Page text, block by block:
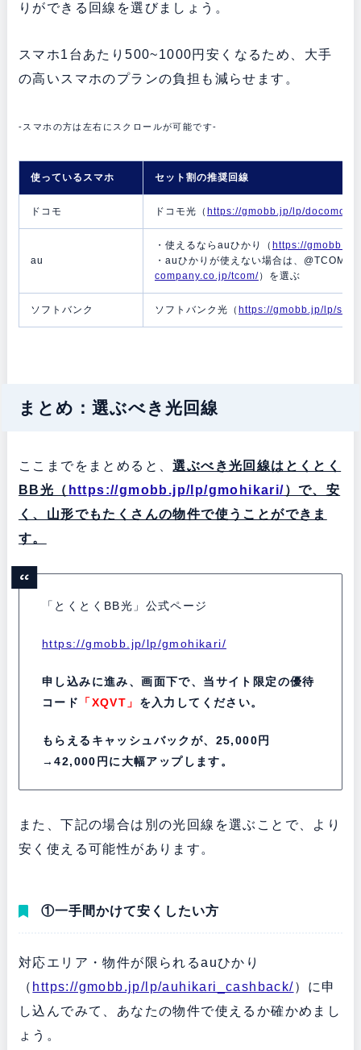
りができる回線を選びましょう。
スマホ1台あたり500~1000円安くなるため、大手
の高いスマホのプランの負担も減らせます。
-スマホの方は左右にスクロールが可能です-
使っているスマホ セット割の推奨回線
ドコモ ドコモ光（ https://gmobb.jp/lp/
au
・使えるならauひかり（ https://
・auひかりが使えない場合は、@TCOMヒ
company.co.jp/tcom/）を選ぶ
ソフトバンク ソフトバンク光（ https://gmobb.jp/lp/
まとめ：選ぶべき光回線
ここまでをまとめると、選ぶべき光回線はとくとく
BB光（ https://gmobb.jp/lp/gmohikari/）で、安
く、山形でもたくさんの物件で使うことができま
す。
「とくとくBB光」公式ページ
https://gmobb.jp/lp/gmohikari/
申し込みに進み、画面下で、当サイト限定の優待
コード
「XQVT」 を入力してください。
もらえるキャッシュバックが、25,000円
→42,000円に大幅アップします。
また、下記の場合は別の光回線を選ぶことで、より
安く使える可能性があります。
①一手間かけて安くしたい方
対応エリア・物件が限られるauひかり
（ https://gmobb.jp/lp/auhikari_cashback/）に申
し込んでみて、あなたの物件で使えるか確かめまし
ょう。